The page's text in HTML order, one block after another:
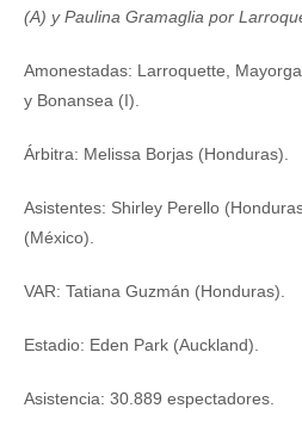
(A) y Paulina Gramaglia por
Amonestadas: Larroquette,
y Bonansea (I).
Árbitra: Melissa Borjas (Honduras).
Asistentes: Shirley Perello
(México).
VAR: Tatiana Guzmán (Honduras).
Estadio: Eden Park (Auckland).
Asistencia: 30.889 espectadores.